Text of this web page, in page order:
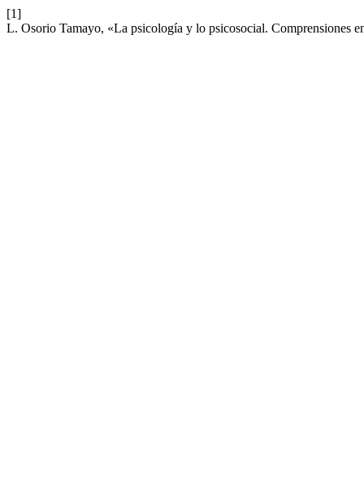
[1]
L. Osorio Tamayo, «La psicología y lo psicosocial. Comprensiones